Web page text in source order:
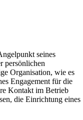
seines
persönlichen
Organisation, wie es
Engagement für die
Kontakt im Betrieb
die Einrichtung eines